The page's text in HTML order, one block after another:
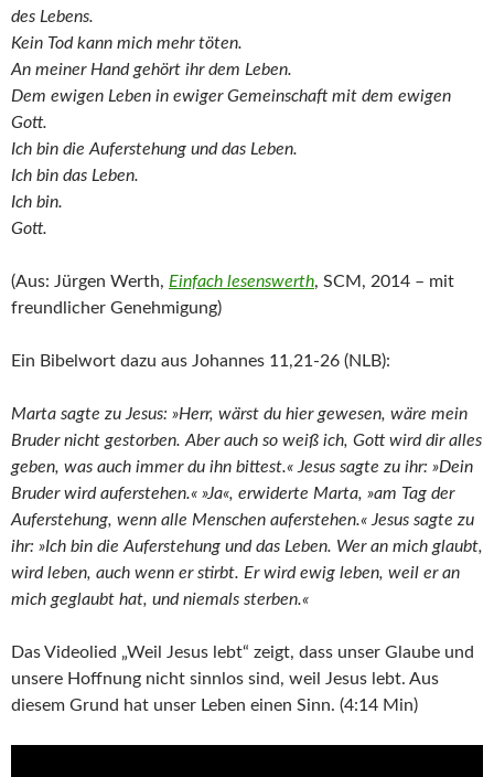
des Lebens.
Kein Tod kann mich mehr töten.
An meiner Hand gehört ihr dem Leben.
Dem ewigen Leben in ewiger Gemeinschaft mit dem ewigen
Gott.
Ich bin die Auferstehung und das Leben.
Ich bin das Leben.
Ich bin.
Gott.
(Aus: Jürgen Werth, Einfach lesenswerth, SCM, 2014 – mit
freundlicher Genehmigung)
Ein Bibelwort dazu aus Johannes 11,21-26 (NLB):
Marta sagte zu Jesus: »Herr, wärst du hier gewesen, wäre mein
Bruder nicht gestorben. Aber auch so weiß ich, Gott wird dir alles
geben, was auch immer du ihn bittest.« Jesus sagte zu ihr: »Dein
Bruder wird auferstehen.« »Ja«, erwiderte Marta, »am Tag der
Auferstehung, wenn alle Menschen auferstehen.« Jesus sagte zu
ihr: »Ich bin die Auferstehung und das Leben. Wer an mich glaubt,
wird leben, auch wenn er stirbt. Er wird ewig leben, weil er an
mich geglaubt hat, und niemals sterben.«
Das Videolied „Weil Jesus lebt“ zeigt, dass unser Glaube und
unsere Hoffnung nicht sinnlos sind, weil Jesus lebt. Aus
diesem Grund hat unser Leben einen Sinn. (4:14 Min)